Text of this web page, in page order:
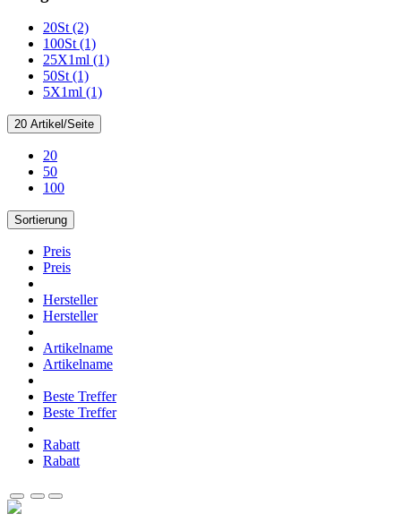
20St (2)
100St (1)
25X1ml (1)
50St (1)
5X1ml (1)
20 Artikel/Seite
20
50
100
Sortierung
Preis
Preis
Hersteller
Hersteller
Artikelname
Artikelname
Beste Treffer
Beste Treffer
Rabatt
Rabatt